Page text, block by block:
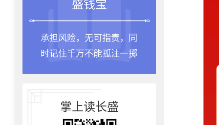
投资箴言
种一棵树最合适的时间
是十年前，其次是现在。
掌上读长盛